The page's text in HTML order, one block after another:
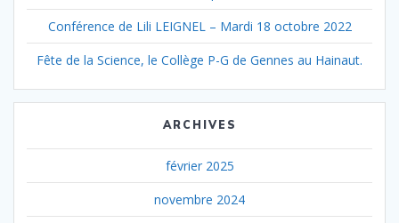
Conférence de Lili LEIGNEL – Mardi 18 octobre 2022
Fête de la Science, le Collège P-G de Gennes au Hainaut.
ARCHIVES
février 2025
novembre 2024